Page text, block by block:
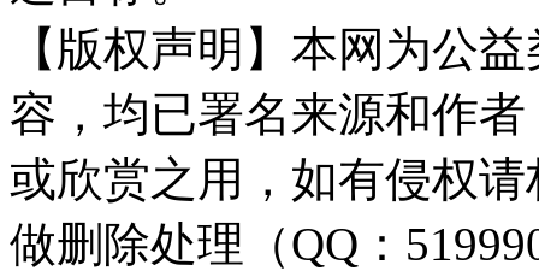
【版权声明】本网为公
容，均已署名来源和作
或欣赏之用，如有侵权
做删除处理（QQ：